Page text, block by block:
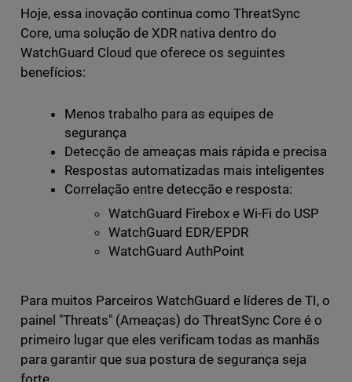
Hoje, essa inovação continua como ThreatSync
Core, uma solução de XDR nativa dentro do
WatchGuard Cloud que oferece os seguintes
benefícios:
Menos trabalho para as equipes de
segurança
Detecção de ameaças mais rápida e precisa
Respostas automatizadas mais inteligentes
Correlação entre detecção e resposta:
WatchGuard Firebox e Wi-Fi do USP
WatchGuard EDR/EPDR
WatchGuard AuthPoint
Para muitos Parceiros WatchGuard e líderes de TI, o
painel "Threats" (Ameaças) do ThreatSync Core é o
primeiro lugar que eles verificam todas as manhãs
para garantir que sua postura de segurança seja
forte.